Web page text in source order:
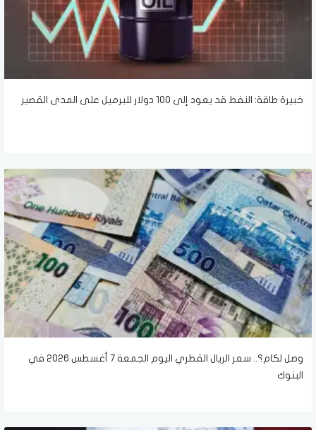
خبيرة طاقة: النفط قد يعود إلى 100 دولار للبرميل على المدى القصير
وصل لكام؟.. سعر الريال القطري اليوم الجمعة 7 أغسطس 2026 في
البنوك